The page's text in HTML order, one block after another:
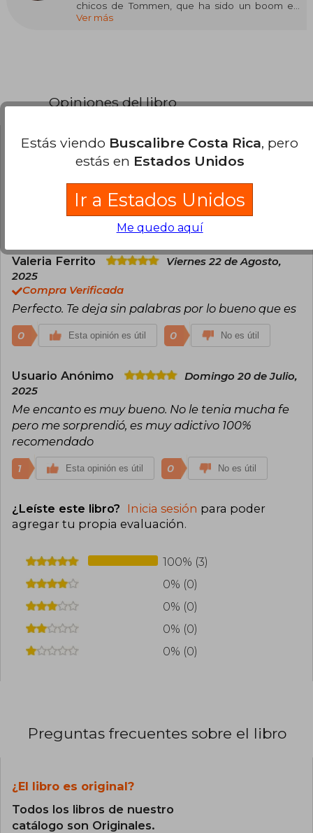
chicos de Tommen, que ha sido un boom en
TikTok, Goodreads y Amazon. Lleva una década
la salud mental. Vive en Cork (Irlanda) con su
Ver más
Opiniones del libro
Daniela Alanoca
Domingo 17 de
Agosto, 2025
Me llegó en el tiempo estimado y me encantó
Esta opinión es útil
Valeria Ferrito
Viernes 22 de Agosto,
2025
Compra Verificada
Perfecto. Te deja sin palabras por lo bueno que es
0 Esta opinión es útil 0 No es útil
Usuario Anónimo
Domingo 20 de Julio,
2025
Me encanto es muy bueno. No le tenia mucha fe
pero me sorprendió, es muy adictivo 100%
recomendado
1 Esta opinión es útil 0 No es útil
¿Leíste este libro? Inicia sesión para poder
agregar tu propia evaluación.
100% (3)
0% (0)
0% (0)
0% (0)
0% (0)
Preguntas frecuentes sobre el libro
¿El libro es original?
Todos los libros de nuestro
catálogo son Originales.
Estás viendo Buscalibre Costa Rica, pero
estás en Estados Unidos
Ir a Estados Unidos
Me quedo aquí